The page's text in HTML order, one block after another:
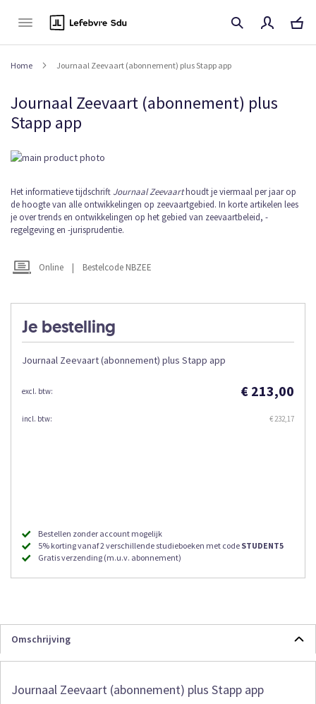
Home Journaal Zeevaart (abonnement) plus Stapp app
Journaal Zeevaart (abonnement) plus
Stapp app
Je bestelling
Journaal Zeevaart (abonnement) plus Stapp app
€ 213,00
€ 232,17
Bestellen zonder account mogelijk
5% korting vanaf 2 verschillende studieboeken met code STUDENT5
Gratis verzending (m.u.v. abonnement)
Ga
het
einde
van
de
Online | Bestelcode NBZEE
Ga
naar
het
begin
de
afbeeldingen-
Het informatieve tijdschrift Journaal Zeevaarthoudt je viermaal per jaar op
de hoogte van alle ontwikkelingen op zeevaartgebied. In korte artikelen lees
je over trends en ontwikkelingen op het gebied van zeevaartbeleid, -
regelgeving en -jurisprudentie.
Omschrijving
Journaal Zeevaart (abonnement) plus Stapp app